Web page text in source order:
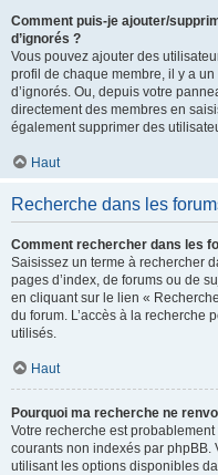
Comment puis-je ajouter/
d’ignorés ?
Vous pouvez ajouter des
profil de chaque membre, il y a un
d’ignorés. Ou, depuis votre
directement des membres en
également supprimer des
Haut
Recherche dans les
Comment rechercher dans les
Saisissez un terme à rechercher
pages d’index, de forums ou de
en cliquant sur le lien «
du forum. L’accès à la recherche
utilisés.
Haut
Pourquoi ma recherche ne
Votre recherche est
courants non indexés par phpBB.
utilisant les options disponibles